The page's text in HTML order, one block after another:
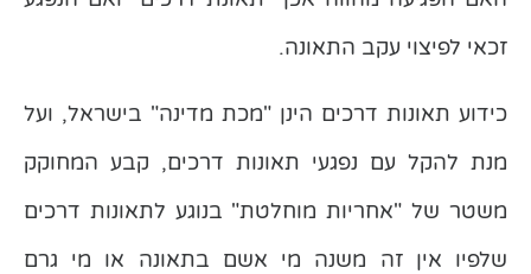
זכאי לפיצוי עקב התאונה.
כידוע תאונות דרכים הינן "מכת מדינה" בישראל, ועל
מנת להקל עם נפגעי תאונות דרכים, קבע המחוקק
משטר של "אחריות מוחלטת" בנוגע לתאונות דרכים
שלפיו אין זה משנה מי אשם בתאונה או מי גרם